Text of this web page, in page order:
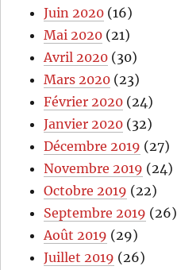
Juin 2020 (16)
Mai 2020 (21)
Avril 2020 (30)
Mars 2020 (23)
Février 2020 (24)
Janvier 2020 (32)
Décembre 2019 (27)
Novembre 2019 (24)
Octobre 2019 (22)
Septembre 2019 (26)
Août 2019 (29)
Juillet 2019 (26)